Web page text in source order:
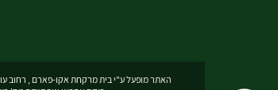
האתר מופעל ע"י בית מרקחת אקו-פארם , רחוב עוזי נרקיס 9